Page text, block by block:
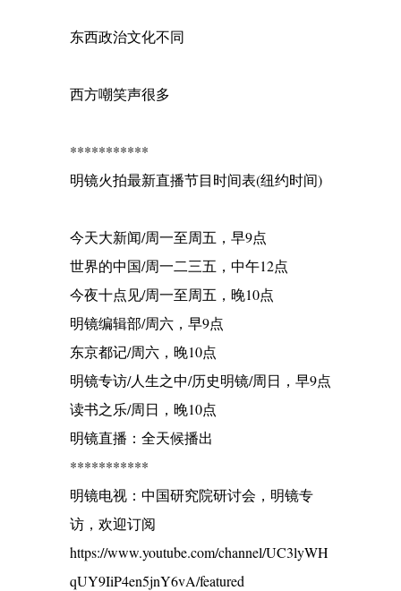
东西政治文化不同
西方嘲笑声很多
***********
明镜火拍最新直播节目时间表(纽约时间)
今天大新闻/周一至周五，早9点
世界的中国/周一二三五，中午12点
今夜十点见/周一至周五，晚10点
明镜编辑部/周六，早9点
东京都记/周六，晚10点
明镜专访/人生之中/历史明镜/周日，早9点
读书之乐/周日，晚10点
明镜直播：全天候播出
***********
明镜电视：中国研究院研讨会，明镜专
访，欢迎订阅
https://www.youtube.com/channel/UC3lyWH
qUY9IiP4en5jnY6vA/featured